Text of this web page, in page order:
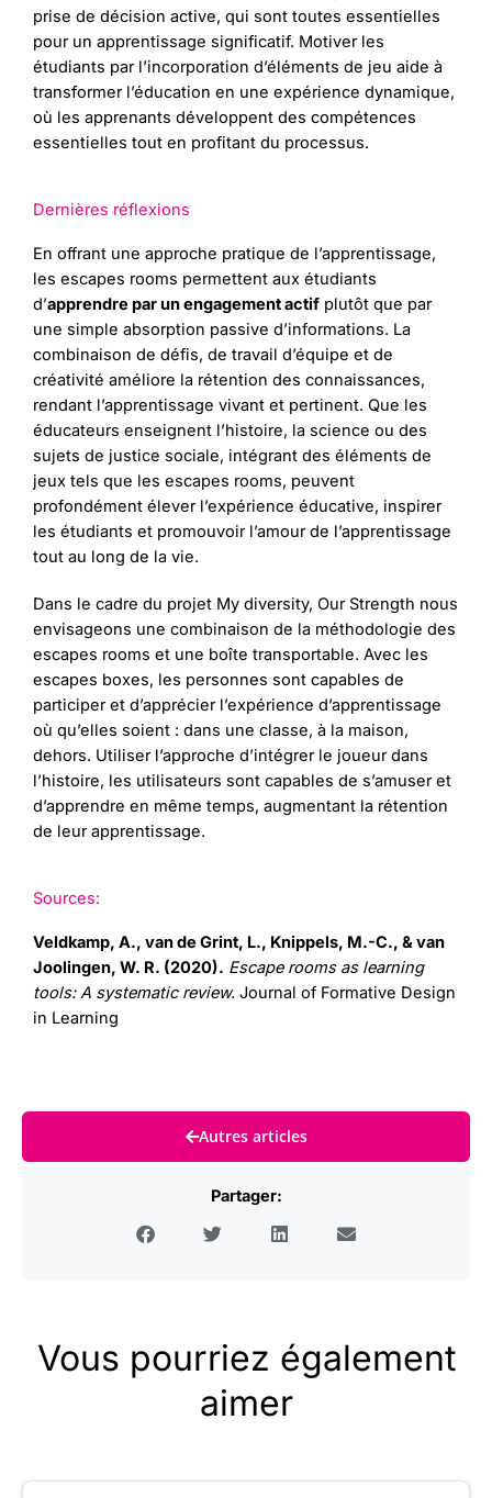
prise de décision active, qui sont toutes essentielles
pour un apprentissage significatif. Motiver les
étudiants par l’incorporation d’éléments de jeu aide à
transformer l’éducation en une expérience dynamique,
où les apprenants développent des compétences
essentielles tout en profitant du processus.
Dernières réflexions
En offrant une approche pratique de l’apprentissage,
les escapes rooms permettent aux étudiants
d’apprendre par un engagement actif plutôt que par
une simple absorption passive d’informations. La
combinaison de défis, de travail d’équipe et de
créativité améliore la rétention des connaissances,
rendant l’apprentissage vivant et pertinent. Que les
éducateurs enseignent l’histoire, la science ou des
sujets de justice sociale, intégrant des éléments de
jeux tels que les escapes rooms, peuvent
profondément élever l’expérience éducative, inspirer
les étudiants et promouvoir l’amour de l’apprentissage
tout au long de la vie.
Dans le cadre du projet My diversity, Our Strength nous
envisageons une combinaison de la méthodologie des
escapes rooms et une boîte transportable. Avec les
escapes boxes, les personnes sont capables de
participer et d’apprécier l’expérience d’apprentissage
où qu’elles soient : dans une classe, à la maison,
dehors. Utiliser l’approche d’intégrer le joueur dans
l’histoire, les utilisateurs sont capables de s’amuser et
d’apprendre en même temps, augmentant la rétention
de leur apprentissage.
Sources:
Veldkamp, A., van de Grint, L., Knippels, M.-C., & van
Joolingen, W. R. (2020). Escape rooms as learning
tools: A systematic review. Journal of Formative Design
in Learning
Autres articles
Partager:
Vous pourriez également
aimer